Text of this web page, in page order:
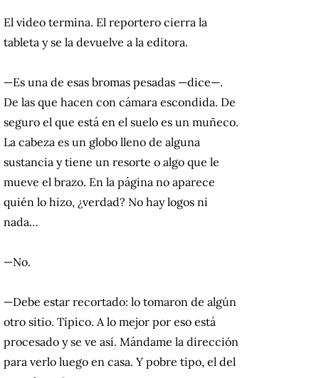
El video termina. El reportero cierra la
tableta y se la devuelve a la editora.
—Es una de esas bromas pesadas —dice—.
De las que hacen con cámara escondida. De
seguro el que está en el suelo es un muñeco.
La cabeza es un globo lleno de alguna
sustancia y tiene un resorte o algo que le
mueve el brazo. En la página no aparece
quién lo hizo, ¿verdad? No hay logos ni
nada…
—No.
—Debe estar recortado: lo tomaron de algún
otro sitio. Típico. A lo mejor por eso está
procesado y se ve así. Mándame la dirección
para verlo luego en casa. Y pobre tipo, el del